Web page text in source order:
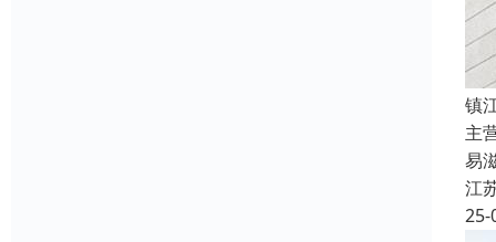
镇
主
易
江
25-